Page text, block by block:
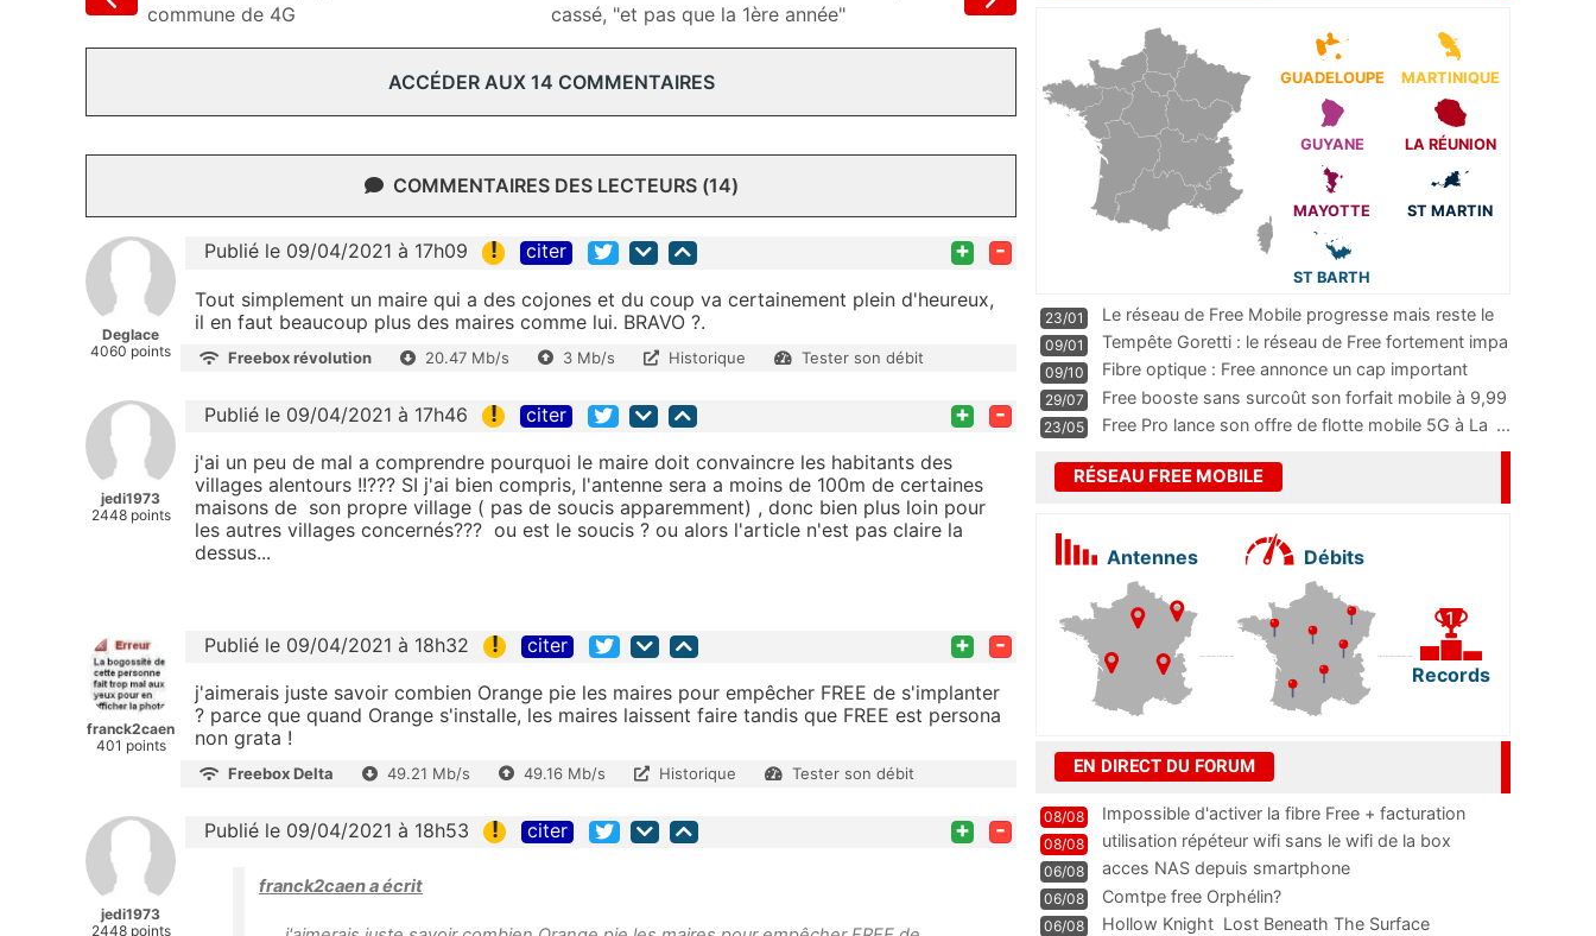
commune de 4G
cassé, "et pas que la 1ère année"
ACCÉDER AUX 14 COMMENTAIRES
COMMENTAIRES DES LECTEURS (14)
Deglace
4060 points
Publié le 09/04/2021 à 17h09 ! citer + -
Tout simplement un maire qui a des cojones et du coup va certainement plein d'heureux,
il en faut beaucoup plus des maires comme lui. BRAVO ?.
Freebox révolution 20.47 Mb/s 3 Mb/s Historique Tester son débit
jedi1973
2448 points
Publié le 09/04/2021 à 17h46 ! citer + -
j'ai un peu de mal a comprendre pourquoi le maire doit convaincre les habitants des
villages alentours !!??? SI j'ai bien compris, l'antenne sera a moins de 100m de certaines
maisons de son propre village ( pas de soucis apparemment) , donc bien plus loin pour
les autres villages concernés??? ou est le soucis ? ou alors l'article n'est pas claire la
dessus...
franck2caen
401 points
Publié le 09/04/2021 à 18h32 ! citer + -
j'aimerais juste savoir combien Orange pie les maires pour empêcher FREE de s'implanter
? parce que quand Orange s'installe, les maires laissent faire tandis que FREE est persona
non grata !
Freebox Delta 49.21 Mb/s 49.16 Mb/s Historique Tester son débit
jedi1973
2448 points
Publié le 09/04/2021 à 18h53 ! citer + -
franck2caen a écrit
GUADELOUPE MARTINIQUE
GUYANE LA RÉUNION
MAYOTTE ST MARTIN
ST BARTH
23/01
Le réseau de Free Mobile progresse mais reste le
m
...
09/01
Tempête Goretti : le réseau de Free fortement impa
09/10
Fibre optique : Free annonce un cap important
pass
...
29/07
Free booste sans surcoût son forfait mobile à 9,99
23/05 Free Pro lance son offre de flotte mobile 5G à La ...
RÉSEAU FREE MOBILE
Antennes Débits
Records
EN DIRECT DU FORUM
08/08
Impossible d'activer la fibre Free + facturation
résiliation
08/08 utilisation répéteur wifi sans le wifi de la box
06/08 acces NAS depuis smartphone
06/08 Comtpe free Orphélin?
06/08 Hollow Knight  Lost Beneath The Surface